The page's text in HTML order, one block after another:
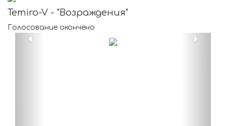
Temiro-V - "Возраждения"
Голосование окончено